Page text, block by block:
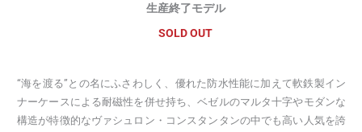
生産終了モデル
SOLD OUT
“海を渡る”との名にふさわしく、優れた防水性能に加えて軟鉄製イン
ナーケースによる耐磁性を併せ持ち、ベゼルのマルタ十字やモダンな
構造が特徴的なヴァシュロン・コンスタンタンの中でも高い人気を誇